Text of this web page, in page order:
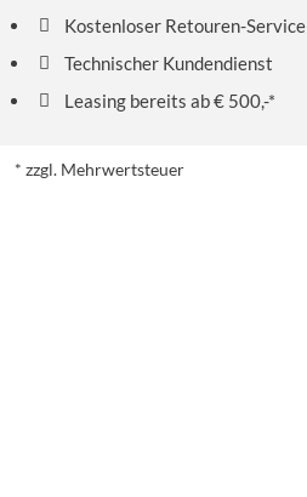
Kostenloser Retouren-Service
Technischer Kundendienst
Leasing bereits ab € 500,-*
* zzgl. Mehrwertsteuer